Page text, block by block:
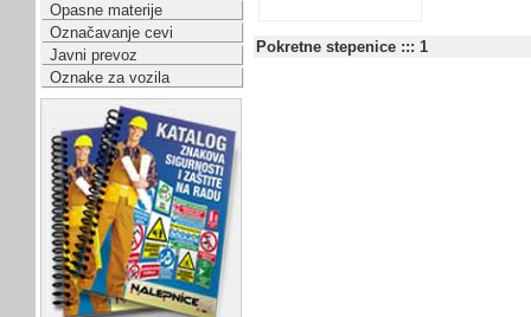
Opasne materije
Označavanje cevi
Javni prevoz
Oznake za vozila
Pokretne stepenice ::: 1